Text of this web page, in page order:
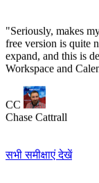
सभी समीक्षाएं देखें